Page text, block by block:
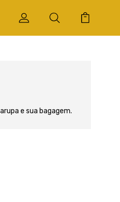
e sua bagagem.